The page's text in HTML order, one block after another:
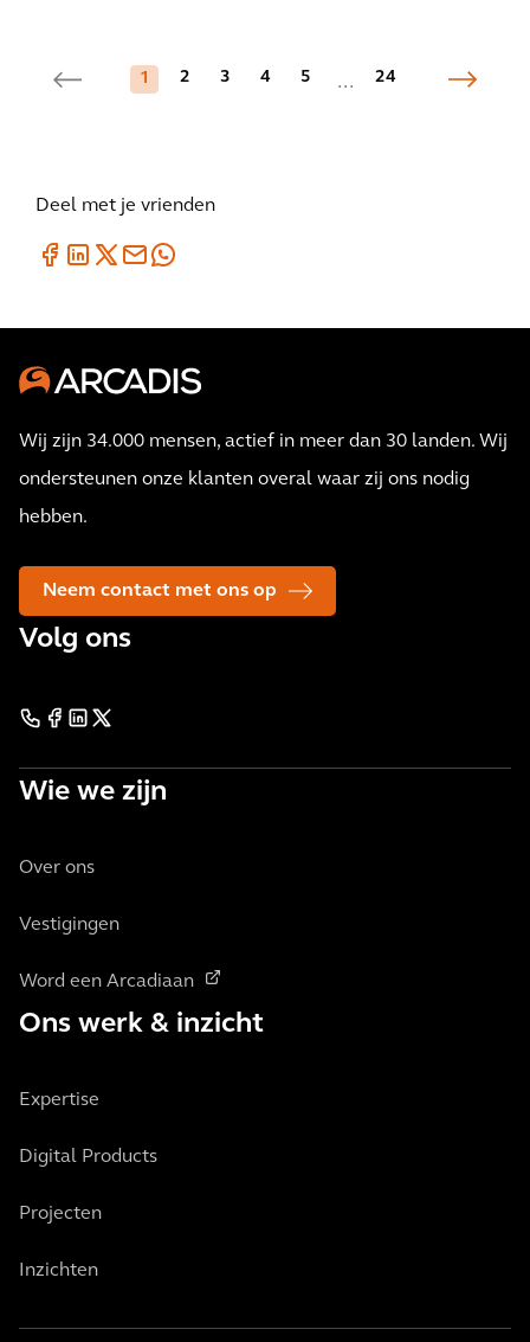
1 2 3 4 5 ... 24
Deel met je vrienden
Wij zijn 34.000 mensen, actief in meer dan 30 landen. Wij
ondersteunen onze klanten overal waar zij ons nodig
hebben.
Neem contact met ons op
Volg ons
Wie we zijn
Over ons
Vestigingen
Word een Arcadiaan
Ons werk & inzicht
Expertise
Digital Products
Projecten
Inzichten